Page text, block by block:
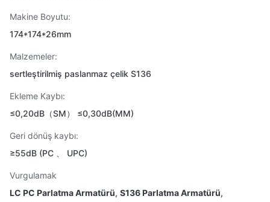
Makine Boyutu:
174*174*26mm
Malzemeler:
sertleştirilmiş paslanmaz çelik S136
Ekleme Kaybı:
≤0,20dB（SM） ≤0,30dB(MM)
Geri dönüş kaybı:
≥55dB (PC 、 UPC)
Vurgulamak
LC PC Parlatma Armatürü, S136 Parlatma Armatürü,